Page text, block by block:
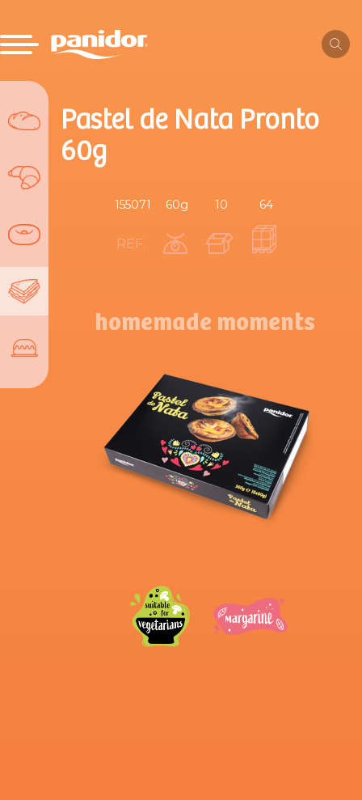
Pastel de Nata Pronto
60g
REF.
155071 60g 10 64
homemade moments